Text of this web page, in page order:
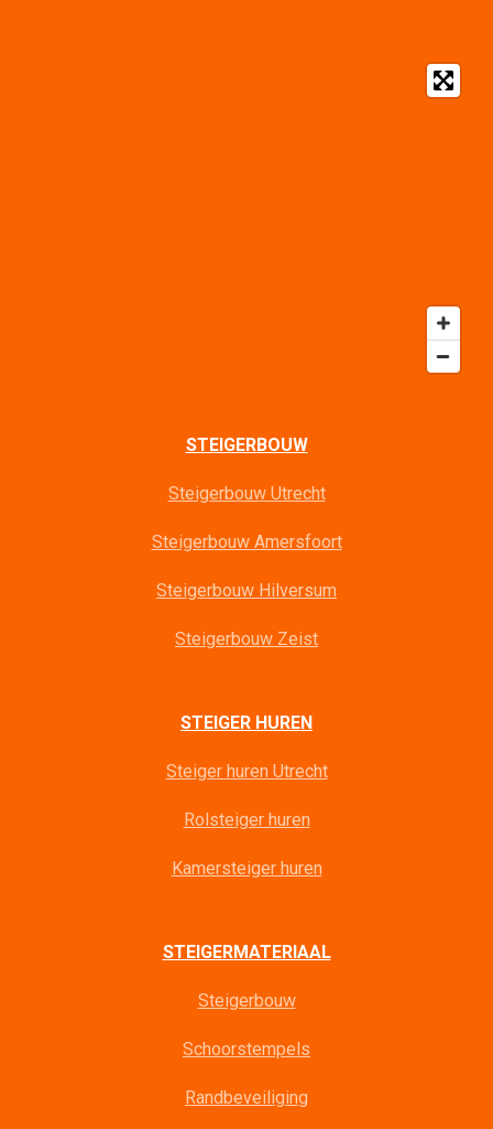
STEIGERBOUW
Steigerbouw Utrecht
Steigerbouw Amersfoort
Steigerbouw Hilversum
Steigerbouw Zeist
STEIGER HUREN
Steiger huren Utrecht
Rolsteiger huren
Kamersteiger huren
STEIGERMATERIAAL
Steigerbouw
Schoorstempels
Randbeveiliging